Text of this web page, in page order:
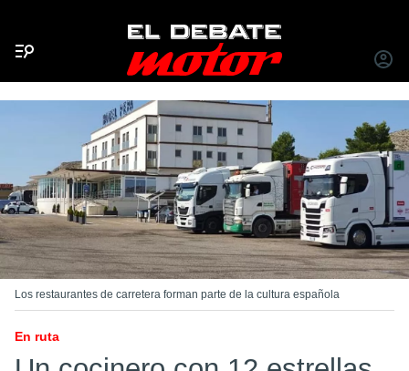
INICIAR
Los restaurantes de carretera forman parte de la cultura española
En ruta